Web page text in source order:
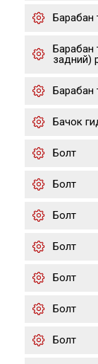
Барабан
Барабан
задний)
Барабан
Бачок
Болт
Болт
Болт
Болт
Болт
Болт
Болт